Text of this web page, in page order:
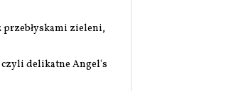
przebłyskami zieleni,
czyli delikatne Angel's